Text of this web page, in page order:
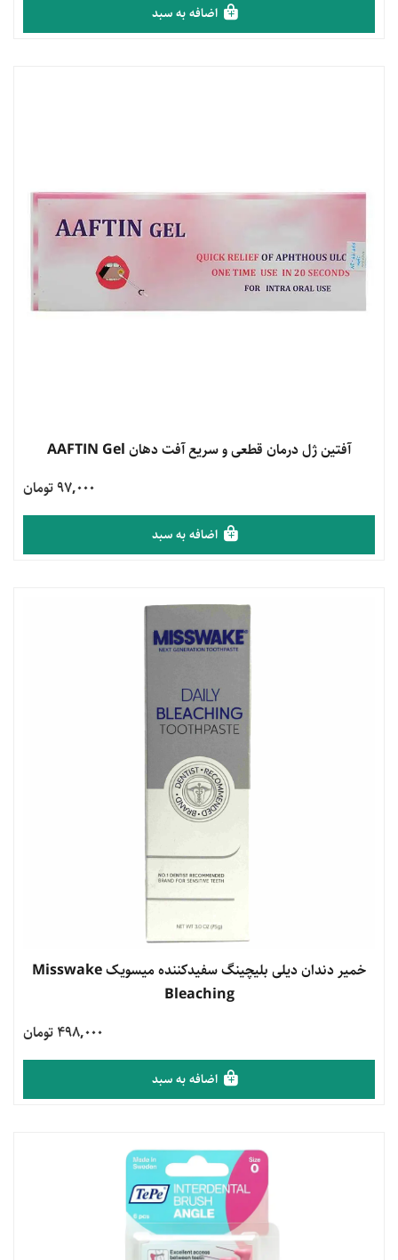
اضافه به سبد
مشاهده محصول
آفتین ژل درمان قطعی و سریع آفت دهان AAFTIN Gel
97,000 تومان
اضافه به سبد
مشاهده محصول
خمیر دندان دیلی بلیچینگ سفیدکننده میسویک Misswake
Bleaching
498,000 تومان
اضافه به سبد